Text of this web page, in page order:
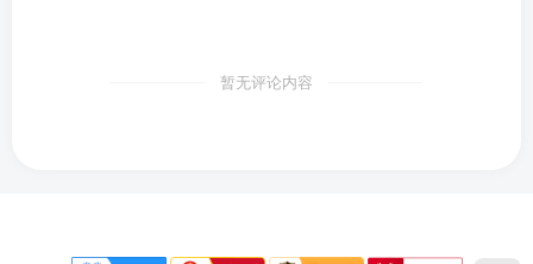
暂无评论内容